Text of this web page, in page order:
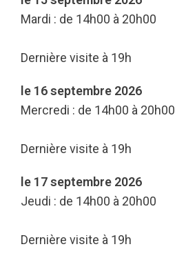
Mardi : de 14h00 à 20h00
Dernière visite à 19h
le 16 septembre 2026
Mercredi : de 14h00 à 20h00
Dernière visite à 19h
le 17 septembre 2026
Jeudi : de 14h00 à 20h00
Dernière visite à 19h